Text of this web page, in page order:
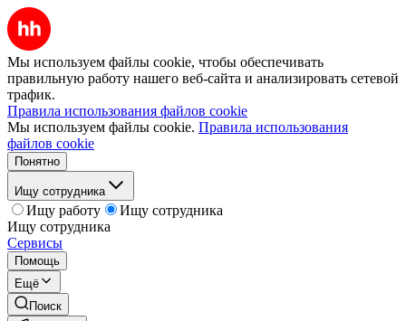
Мы используем файлы cookie, чтобы обеспечивать
правильную работу нашего веб-сайта и анализировать сетевой
трафик.
Правила использования файлов cookie
Мы используем файлы cookie. Правила использования
файлов cookie
Понятно
Ищу сотрудника
Ищу работу
Ищу сотрудника
Ищу сотрудника
Сервисы
Помощь
Ещё
Поиск